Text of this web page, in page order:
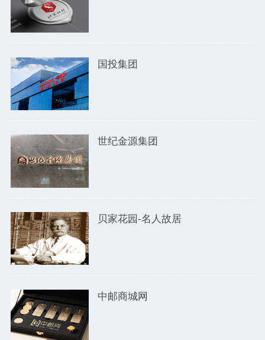
国投集团
世纪金源集团
贝家花园-名人故居
中邮商城网